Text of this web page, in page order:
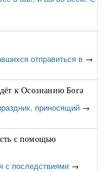
отправиться в →
к Осознанию Бога
приносящий →
с помощью
с последствиями →